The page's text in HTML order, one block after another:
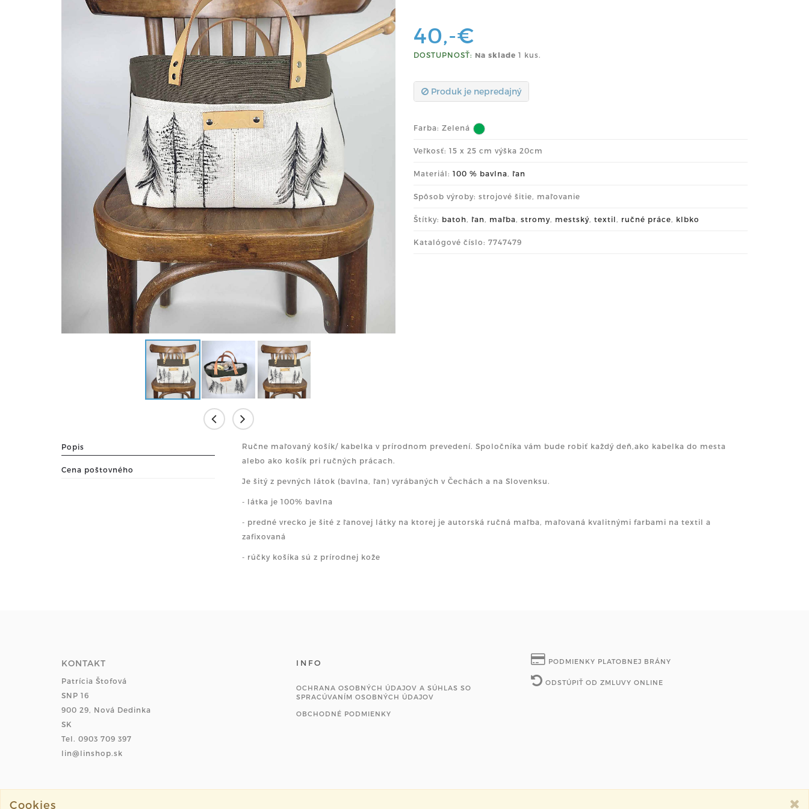
40,-€
DOSTUPNOSŤ: Na sklade 1 kus.
Produk je nepredajný
Farba: Zelená
Veľkosť: 15 x 25 cm výška 20cm
Materiál: 100 % bavlna, ľan
Spôsob výroby: strojové šitie, maľovanie
Štítky: batoh, ľan , maľba, stromy, mestský, textil , ručné práce, klbko
Katalógové číslo: 7747479
Popis
Cena poštovného
Ručne maľovaný košík/ kabelka v prírodnom prevedení. Spoločníka vám bude robiť každý deň,ako kabelka do mesta
alebo ako košík pri ručných prácach.
Je šitý z pevných látok (bavlna, ľan) vyrábaných v Čechách a na Slovenksu.
- látka je 100% bavlna
- predné vrecko je šité z ľanovej látky na ktorej je autorská ručná maľba, maľovaná kvalitnými farbami na textil a
zafixovaná
- rúčky košíka sú z prírodnej kože
KONTAKT
Patrícia Štofová
SNP 16
900 29, Nová Dedinka
SK
Tel. 0903 709 397
lin@linshop.sk
INFO
OCHRANA OSOBNÝCH ÚDAJOV A SÚHLAS SO
SPRACÚVANÍM OSOBNÝCH ÚDAJOV
OBCHODNÉ PODMIENKY
PODMIENKY PLATOBNEJ BRÁNY
ODSTÚPIŤ OD ZMLUVY ONLINE
Cookies